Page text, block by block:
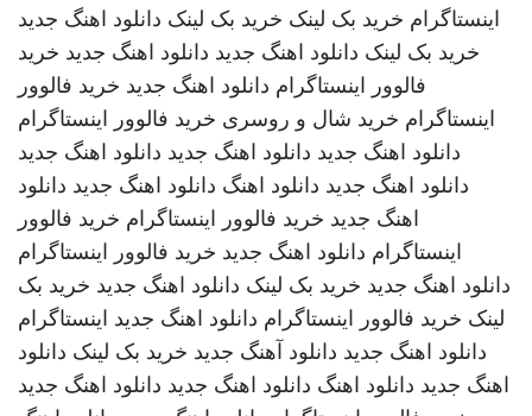
اینستاگرام خرید بک لینک خرید بک لینک دانلود اهنگ جدید
خرید بک لینک دانلود اهنگ جدید دانلود اهنگ جدید خرید
فالوور اینستاگرام دانلود اهنگ جدید خرید فالوور
اینستاگرام خرید شال و روسری خرید فالوور اینستاگرام
دانلود اهنگ جدید دانلود اهنگ جدید دانلود اهنگ جدید
دانلود اهنگ جدید دانلود اهنگ دانلود اهنگ جدید دانلود
اهنگ جدید خرید فالوور اینستاگرام خرید فالوور
اینستاگرام دانلود اهنگ جدید خرید فالوور اینستاگرام
دانلود اهنگ جدید خرید بک لینک دانلود اهنگ جدید خرید بک
لینک خرید فالوور اینستاگرام دانلود اهنگ جدید اینستاگرام
دانلود اهنگ جدید دانلود آهنگ جدید خرید بک لینک دانلود
اهنگ جدید دانلود اهنگ دانلود اهنگ جدید دانلود اهنگ جدید